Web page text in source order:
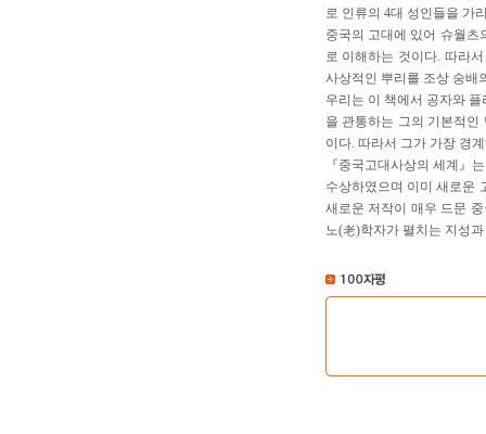
로 인류의 4대 성인들을 가
중국의 고대에 있어 슈월
로 이해하는 것이다. 따라
사상적인 뿌리를 조상 숭배
우리는 이 책에서 공자와
을 관통하는 그의 기본적
이다. 따라서 그가 가장 경
『중국고대사상의 세계』
수상하였으며 이미 새로운
새로운 저작이 매우 드문
노(老)학자가 펼치는 지성